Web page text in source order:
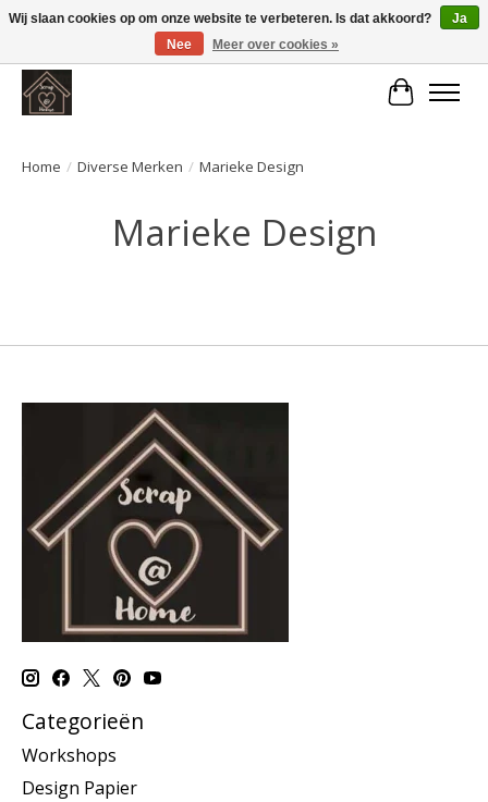
Large selection of products and fast shipping!
Home / Diverse Merken / Marieke Design
Marieke Design
Categorieën
Workshops
Design Papier
Wij slaan cookies op om onze website te verbeteren. Is dat akkoord?
Ja
Nee
Meer over cookies »